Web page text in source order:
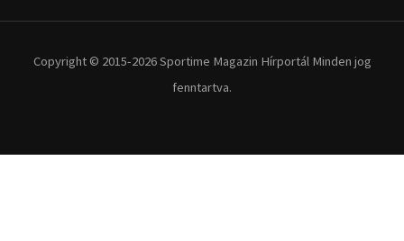
Copyright © 2015-2026 Sportime Magazin Hírportál Minden jog
fenntartva.